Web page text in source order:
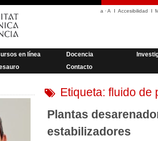
a ·A Accesibilidad
en línea Docencia
Contacto
Etiqueta: fluido de
Plantas
estabilizadores